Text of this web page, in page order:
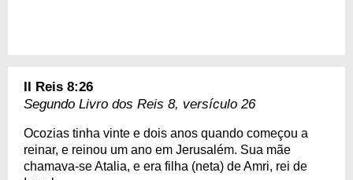
II Reis 8:26
Segundo Livro dos Reis 8, versículo 26
Ocozias tinha vinte e dois anos quando começou a
reinar, e reinou um ano em Jerusalém. Sua mãe
chamava-se Atalia, e era filha (neta) de Amri, rei de